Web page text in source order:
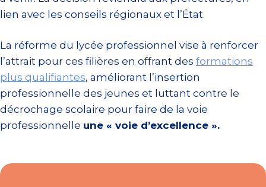
lien avec les conseils régionaux et l’État.
La réforme du lycée professionnel vise à renforcer
l’attrait pour ces filières en offrant des formations
plus qualifiantes, améliorant l’insertion
professionnelle des jeunes et luttant contre le
décrochage scolaire pour faire de la voie
professionnelle une « voie d’excellence ».